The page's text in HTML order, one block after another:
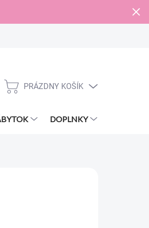
NÁKUPNÝ
PRÁZDNY KOŠÍK
DOPLNKY